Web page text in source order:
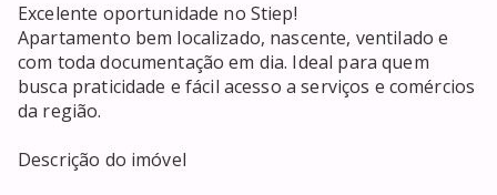
Excelente oportunidade no Stiep!
Apartamento bem localizado, nascente, ventilado e
com toda documentação em dia. Ideal para quem
busca praticidade e fácil acesso a serviços e comércios
da região.
Descrição do imóvel